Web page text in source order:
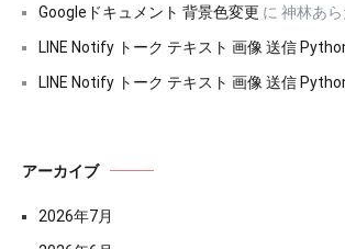
Googleドキュメント 背景色変更 に 神林あら
LINE Notify トーク テキスト 画像 送信
LINE Notify トーク テキスト 画像 送信
アーカイブ
2026年7月